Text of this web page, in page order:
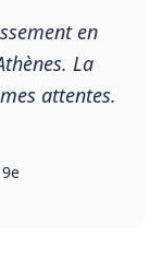
en
La
attentes.